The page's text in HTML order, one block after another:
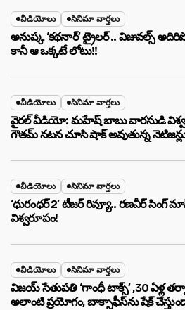
వీడియోలు సినిమా వార్తలు
అనుష్క ‘కథనార్’ ట్రైలర్ .. విజువల్స్
కానీ ఆ ఒక్కటే లోటు!!
వీడియోలు సినిమా వార్తలు
వైరల్ వీడియో: మహేష్ బాబు వారసుడి
గౌతమ్ నటన చూసి షాక్ అవుతున్న
వీడియోలు సినిమా వార్తలు
‘ధురంధర్ 2’ టీజర్ రివ్యూ.. రణవీర్ సింగ్
విశ్వరూపం!
వీడియోలు సినిమా వార్తలు
విజయ్ సేతుపతి ‘గాంధీ టాక్స్’ ,30 ఏళ్ల
అలాంటి ప్రయోగం, బాక్సాఫీస్‌ను షేక్